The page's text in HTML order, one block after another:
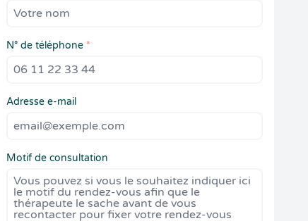
N° de téléphone *
Adresse e-mail
Motif de consultation